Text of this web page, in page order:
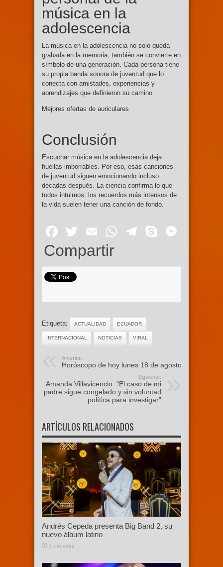
música en la
adolescencia
La música en la adolescencia no solo queda
grabada en la memoria, también se convierte en
símbolo de una generación. Cada persona tiene
su propia banda sonora de juventud que lo
conecta con amistades, experiencias y
aprendizajes que definieron su camino.
Mejores ofertas de auriculares
Conclusión
Escuchar música en la adolescencia deja
huellas imborrables. Por eso, esas canciones
de juventud siguen emocionando incluso
décadas después. La ciencia confirma lo que
todos intuimos: los recuerdos más intensos de
la vida suelen tener una canción de fondo.
Facebook
Twitter
EmailWhatsApp
Telegram
Skype
Compartir
Etiqueta: ACTUALIDAD ECUADOR
INTERNACIONAL NOTICIAS VIRAL
Anterior:
Horóscopo de hoy lunes 18 de agosto
Siguiente:
Amanda Villavicencio: “El caso de mi
padre sigue congelado y sin voluntad
política para investigar”
ARTÍCULOS RELACIONADOS
Andrés Cepeda presenta Big Band 2, su
nuevo álbum latino
1 día atras